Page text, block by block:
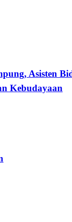
Asisten
Kebudayaan